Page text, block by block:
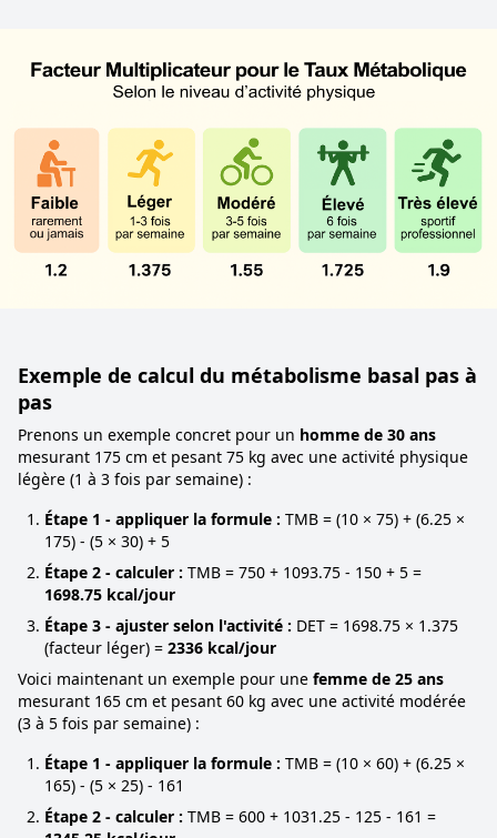
Exemple de calcul du métabolisme basal pas à
pas
Prenons un exemple concret pour un homme de 30 ans
mesurant 175 cm et pesant 75 kg avec une activité physique
légère (1 à 3 fois par semaine) :
Étape 1 - appliquer la formule : TMB = (10 × 75) + (6.25 ×
175) - (5 × 30) + 5
Étape 2 - calculer : TMB = 750 + 1093.75 - 150 + 5 =
1698.75 kcal/jour
Étape 3 - ajuster selon l'activité : DET = 1698.75 × 1.375
(facteur léger) = 2336 kcal/jour
Voici maintenant un exemple pour une femme de 25 ans
mesurant 165 cm et pesant 60 kg avec une activité modérée
(3 à 5 fois par semaine) :
Étape 1 - appliquer la formule : TMB = (10 × 60) + (6.25 ×
165) - (5 × 25) - 161
Étape 2 - calculer : TMB = 600 + 1031.25 - 125 - 161 =